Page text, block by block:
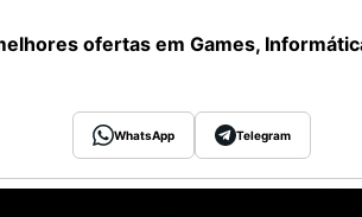
ofertas em Games,
WhatsApp Telegram